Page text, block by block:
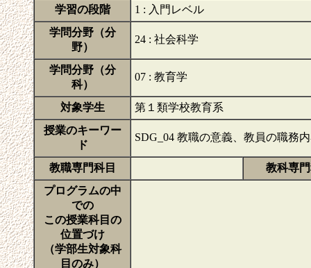
学習の段階
1 : 入門レベル
学問分野（分
野）
24 : 社会科学
学問分野（分
科）
07 : 教育学
対象学生
第１類学校教育系
授業のキーワー
ド
SDG_04 教職の意義、教員の職務
教職専門科目
教科専
プログラムの中
での
この授業科目の
位置づけ
（学部生対象科
目のみ）